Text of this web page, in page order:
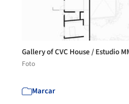
Gallery of CVC House / Estudio
Foto
Marcar